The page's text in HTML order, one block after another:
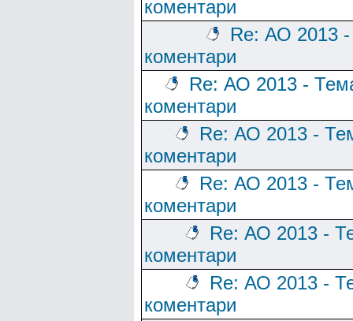
коментари
Re: АО 2013
коментари
Re: АО 2013 -
коментари
Re: АО 2013 -
коментари
Re: АО 2013 -
коментари
Re: АО 2013 -
коментари
Re: АО 2013 -
коментари